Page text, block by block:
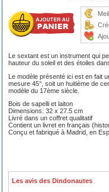
Le sextant est un instrument qui
hauteur du soleil et des étoiles
Le modèle présenté ici est en fait
mesure 45°, soit un huitième de
modèle du 17ème siècle.
Bois de sapelli et laiton
Dimensions: 32 x 27.5 cm
Livré dans un coffret qualitatif
Contient un livret en français
Conçu et fabriqué à Madrid, en
Les avis des Dindonautes